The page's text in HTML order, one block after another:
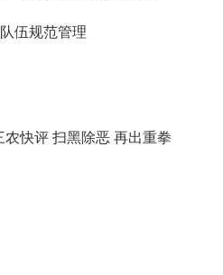
伍规范管理
农快评 扫黑除恶 再出重拳